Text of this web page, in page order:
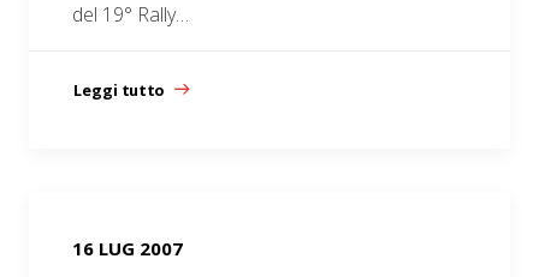
del 19° Rally…
Leggi tutto
16 LUG 2007